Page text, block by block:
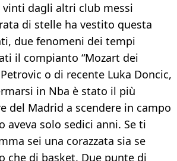
dagli altri club messi
di stelle ha vestito questa
due fenomeni dei tempi
il compianto “Mozart dei
o di recente Luka Doncic,
in Nba è stato il più
del Madrid a scendere in campo
aveva solo sedici anni. Se ti
sei una corazzata sia se
che di basket. Due punte di